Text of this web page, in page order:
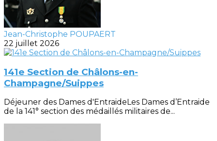
Jean-Christophe POUPAERT
22 juillet 2026
141e Section de Châlons-en-
Champagne/Suippes
Déjeuner des Dames d'EntraideLes Dames d’Entraide
de la 141° section des médaillés militaires de...